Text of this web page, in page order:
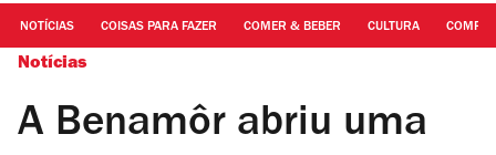
NOTÍCIAS COISAS PARA FAZER COMER & BEBER CULTURA
Notícias
A Benamôr abriu uma